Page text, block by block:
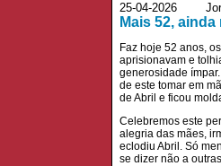
25-04-2026
Mais 52,
Faz hoje 52 anos,
aprisionavam e
generosidade
de este tomar em
de Abril e ficou
Celebremos este
alegria das mães,
eclodiu Abril. Só
se dizer não a